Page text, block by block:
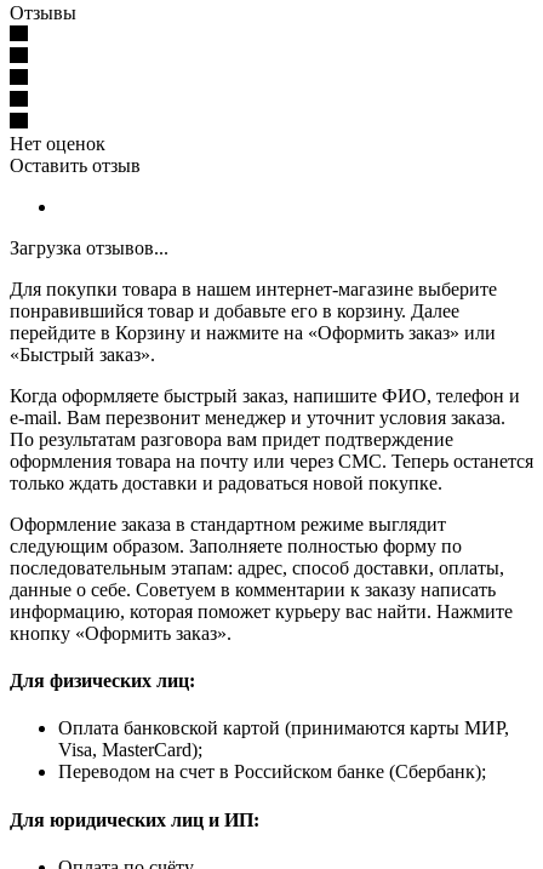
Отзывы
Нет оценок
Оставить отзыв
Загрузка отзывов...
Для покупки товара в нашем интернет-магазине выберите
понравившийся товар и добавьте его в корзину. Далее
перейдите в Корзину и нажмите на «Оформить заказ» или
«Быстрый заказ».
Когда оформляете быстрый заказ, напишите ФИО, телефон и
e-mail. Вам перезвонит менеджер и уточнит условия заказа.
По результатам разговора вам придет подтверждение
оформления товара на почту или через СМС. Теперь останется
только ждать доставки и радоваться новой покупке.
Оформление заказа в стандартном режиме выглядит
следующим образом. Заполняете полностью форму по
последовательным этапам: адрес, способ доставки, оплаты,
данные о себе. Советуем в комментарии к заказу написать
информацию, которая поможет курьеру вас найти. Нажмите
кнопку «Оформить заказ».
Для физических лиц:
Оплата банковской картой (принимаются карты МИР,
Visa, MasterCard);
Переводом на счет в Российском банке (Сбербанк);
Для юридических лиц и ИП: